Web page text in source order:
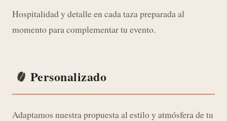
Hospitalidad y detalle en cada taza preparada al
momento para complementar tu evento.
Personalizado
Adaptamos nuestra propuesta al estilo y atmósfera de tu